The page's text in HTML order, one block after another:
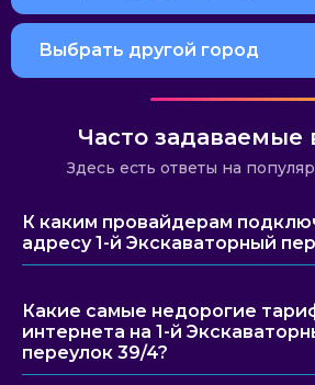
Выбрать другой город
Часто задаваемые
Здесь есть ответы на
К каким провайдерам
адресу 1-й Экскаваторный
Какие самые недорогие
интернета на 1-й
переулок 39/4?